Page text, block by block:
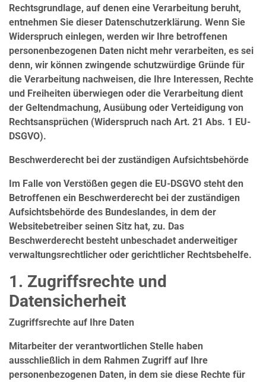
Rechtsgrundlage, auf denen eine Verarbeitung beruht,
entnehmen Sie dieser Datenschutzerklärung. Wenn Sie
Widerspruch einlegen, werden wir Ihre betroffenen
personenbezogenen Daten nicht mehr verarbeiten, es sei
denn, wir können zwingende schutzwürdige Gründe für
die Verarbeitung nachweisen, die Ihre Interessen, Rechte
und Freiheiten überwiegen oder die Verarbeitung dient
der Geltendmachung, Ausübung oder Verteidigung von
Rechtsansprüchen (Widerspruch nach Art. 21 Abs. 1 EU-
DSGVO).
Beschwerderecht bei der zuständigen Aufsichtsbehörde
Im Falle von Verstößen gegen die EU-DSGVO steht den
Betroffenen ein Beschwerderecht bei der zuständigen
Aufsichtsbehörde des Bundeslandes, in dem der
Websitebetreiber seinen Sitz hat, zu. Das
Beschwerderecht besteht unbeschadet anderweitiger
verwaltungsrechtlicher oder gerichtlicher Rechtsbehelfe.
1. Zugriffsrechte und
Datensicherheit
Zugriffsrechte auf Ihre Daten
Mitarbeiter der verantwortlichen Stelle haben
ausschließlich in dem Rahmen Zugriff auf Ihre
personenbezogenen Daten, in dem sie diese Rechte für